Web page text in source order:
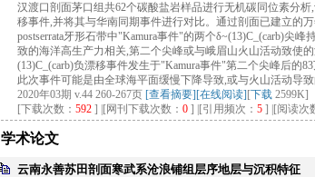
汉渡口剖面茅口组共62个碳酸盐岩样品进行无机碳同位素分
移事件,并将其与华南同期事件进行对比。通过剖面已建立的
postserrata牙形石带中"Kamura事件"的两个δ~(13)C_(carb)尖
致的海洋高生产力相关,第二个尖峰或与峨眉山火山活动致使
(13)C_(carb)负漂移事件发生于"Kamura事件"第二个尖峰后的
此次事件可能是由全球海平面缓慢下降导致,或与火山活动导
2020年03期 v.44 260-267页 [查看摘要][在线阅读] [下载 2599K]
[下载次数： 592 ] |[网刊下载次数： 0 ] |[引用频次： 5 ] |[阅读次
学术论文
云南永善苏田剖面寒武系沧浪铺组层序地层与沉积特征